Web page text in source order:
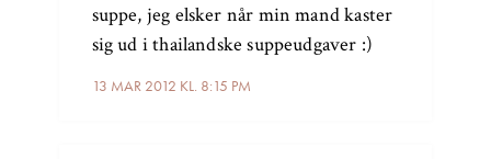
13 MAR 2012 KL. 8:15 PM
suppe, jeg elsker når min mand kaster
sig ud i thailandske suppeudgaver :)